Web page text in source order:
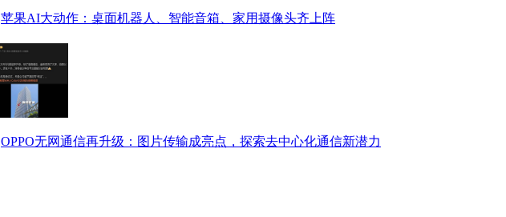
苹果AI大动作：桌面机器人、智能音箱、家用摄像头齐上阵
OPPO无网通信再升级：图片传输成亮点，探索去中心化通信新潜力